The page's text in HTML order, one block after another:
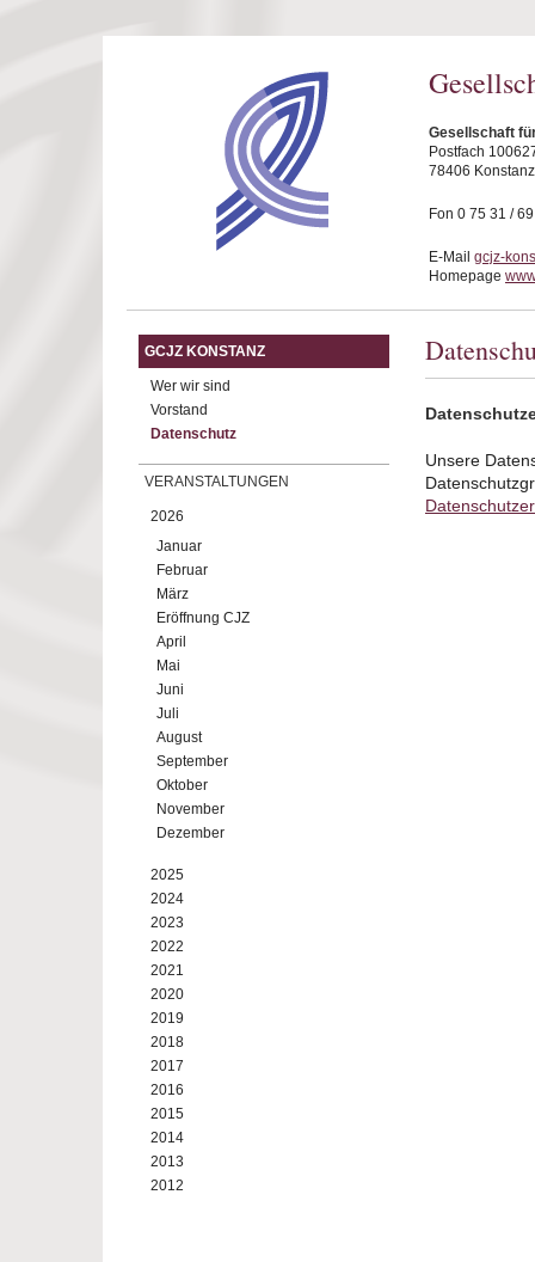
Gesellschaft
Postfach
78406 Konstanz
Fon 0 75 31 /
E-Mail gcjz-
Homepage
GCJZ KONSTANZ
Wer wir sind
Vorstand
Datenschutz
VERANSTALTUNGEN
2026
Januar
Februar
März
Eröffnung CJZ
April
Mai
Juni
Juli
August
September
Oktober
November
Dezember
2025
2024
2023
2022
2021
2020
2019
2018
2017
2016
2015
2014
2013
2012
Unsere